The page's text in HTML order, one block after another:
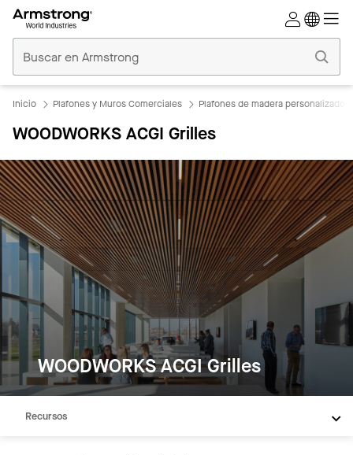
Comerciales
Inicio
Inicio Plafones y Muros Comerciales Plafones de madera personalizados
WOODWORKS ACGI Grilles
WOODWORKS ACGI Grilles
Descripción general
Productos
Recursos